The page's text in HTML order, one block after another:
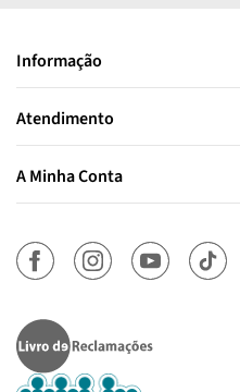
Informação
Atendimento
A Minha Conta